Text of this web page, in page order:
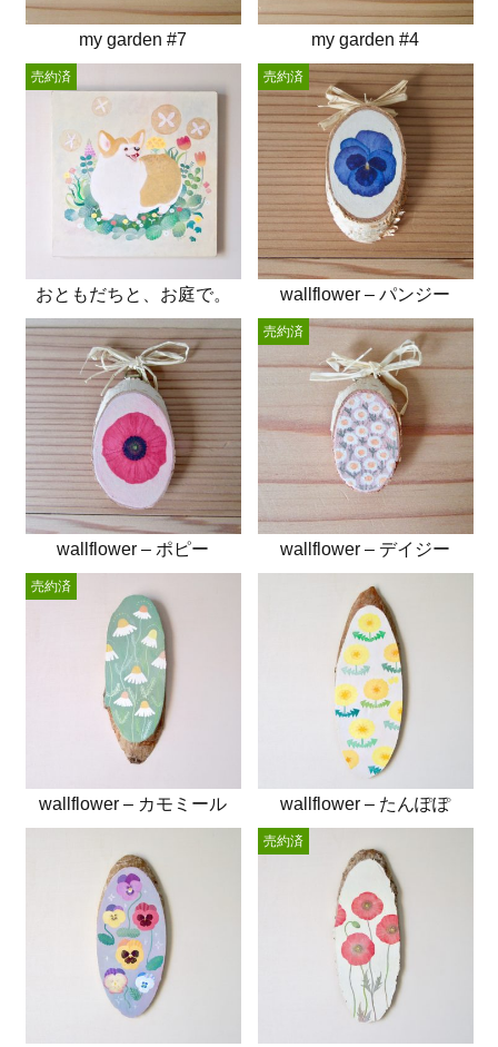
my garden #7 my garden #4
おともだちと、お庭で。
売約済
wallflower – パンジー
売約済
wallflower – ポピー wallflower – デイジー
売約済
wallflower – カモミール
売約済
wallflower – たんぽぽ
売約済